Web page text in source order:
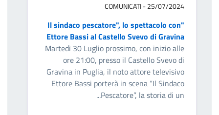
COMUNICATI - 25/07/2024
"Il sindaco pescatore", lo spettacolo con
Ettore Bassi al Castello Svevo di Gravina
Martedì 30 Luglio prossimo, con inizio alle
ore 21:00, presso il Castello Svevo di
Gravina in Puglia, il noto attore televisivo
Ettore Bassi porterà in scena “Il Sindaco
Pescatore”, la storia di un...